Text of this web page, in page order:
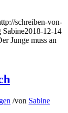
schreiben-von-
Sabine2018-12-14
Junge muss an
/von Sabine